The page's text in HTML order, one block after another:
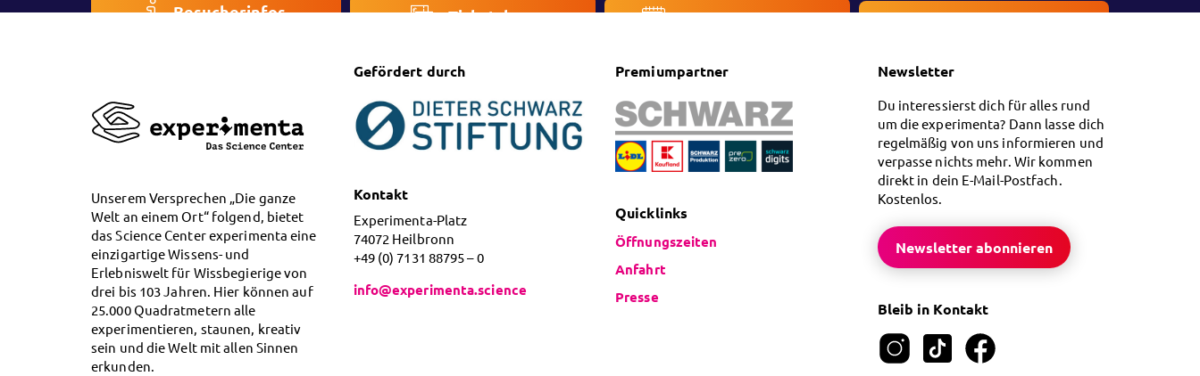
Besucherinfos Ticketshop Veranstaltungen
Unserem Versprechen „Die ganze
Welt an einem Ort“ folgend, bietet
das Science Center experimenta eine
einzigartige Wissens- und
Erlebniswelt für Wissbegierige von
drei bis 103 Jahren. Hier können auf
25.000 Quadratmetern alle
experimentieren, staunen, kreativ
sein und die Welt mit allen Sinnen
erkunden.
Gefördert durch
Kontakt
Experimenta-Platz
74072 Heilbronn
+49 (0) 7131 88795 – 0
info@experimenta.science
Premiumpartner
Quicklinks
Öffnungszeiten
Anfahrt
Presse
Newsletter
Du interessierst dich für alles rund
um die experimenta? Dann lasse dich
regelmäßig von uns informieren und
verpasse nichts mehr. Wir kommen
direkt in dein E-Mail-Postfach.
Kostenlos.
Newsletter abonnieren
Bleib in Kontakt